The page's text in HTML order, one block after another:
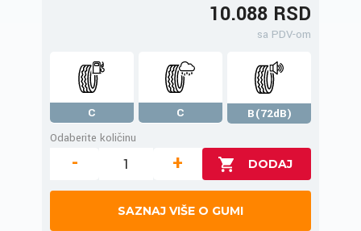
10.088 RSD
sa PDV-om
C C
B(72dB)
Odaberite količinu
- +
SAZNAJ VIŠE O GUMI